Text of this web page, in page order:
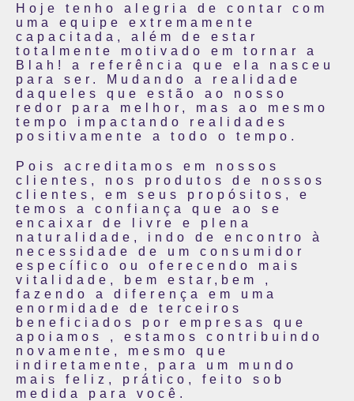
Hoje tenho alegria de contar com
uma equipe extremamente
capacitada, além de estar
totalmente motivado em tornar a
Blah! a referência que ela nasceu
para ser. Mudando a realidade
daqueles que estão ao nosso
redor para melhor, mas ao mesmo
tempo impactando realidades
positivamente a todo o tempo.
Pois acreditamos em nossos
clientes, nos produtos de nossos
clientes, em seus propósitos, e
temos a confiança que ao se
encaixar de livre e plena
naturalidade, indo de encontro à
necessidade de um consumidor
específico ou oferecendo mais
vitalidade, bem estar,bem ,
fazendo a diferença em uma
enormidade de terceiros
beneficiados por empresas que
apoiamos , estamos contribuindo
novamente, mesmo que
indiretamente, para um mundo
mais feliz, prático, feito sob
medida para você.